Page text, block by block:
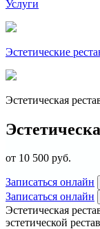
Услуги
Эстетические
Эстетическая
от 10 500 руб.
Записаться онлайн
Записаться онлайн
Эстетическая
эстетической